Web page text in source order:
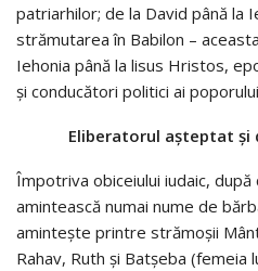
patriarhilor; de la David până la
strămutarea în Babilon –
Iehonia până la lisus Hristos,
şi conducători politici ai
Eliberatorul aşteptat şi
Împotriva obiceiului iudaic,
amintească numai nume de
aminteşte printre strămoşii
Rahav, Ruth şi Batşeba (femeia